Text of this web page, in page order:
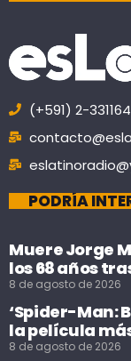
(+591) 2-331164
PODRÍA
Muere Jorge
los 68 años
8 de agosto de 2026
‘Spider-Man:
la película
8 de agosto de 2026